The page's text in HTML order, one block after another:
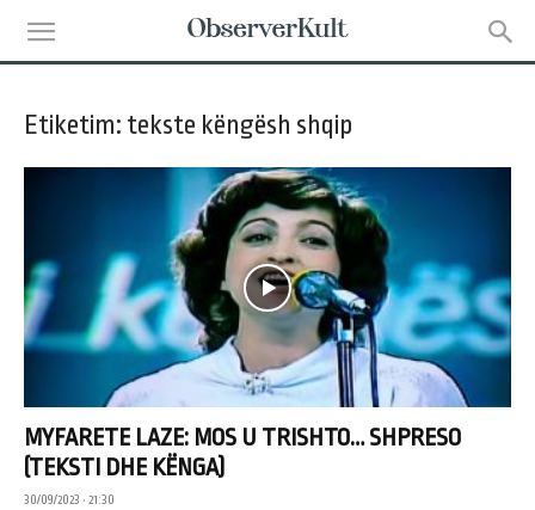
Etiketim: tekste këngësh shqip
MYFARETE LAZE: MOS U TRISHTO… SHPRESO
(TEKSTI DHE KËNGA)
30/09/2023 • 21:30